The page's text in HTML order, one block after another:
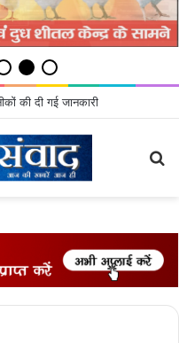
की दी गई जानकारी